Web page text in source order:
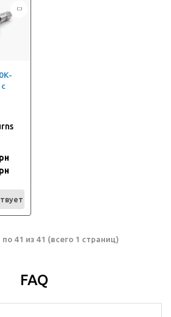
по 41 из 41 (всего 1 страниц)
FAQ